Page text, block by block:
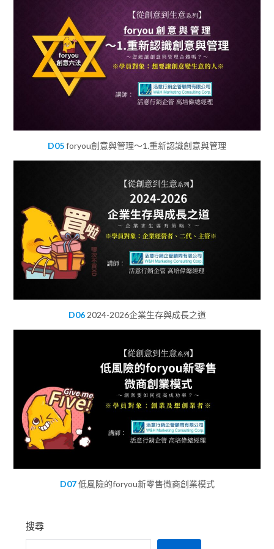
D05foryou創意與管理～1.重新認識創意與管理
D062024-2026企業生存與成長之道
D07低風險的foryou新零售微商創業模式
搜尋